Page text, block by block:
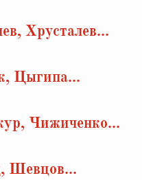
Хрусталев...
Цыгипа...
Чижиченко...